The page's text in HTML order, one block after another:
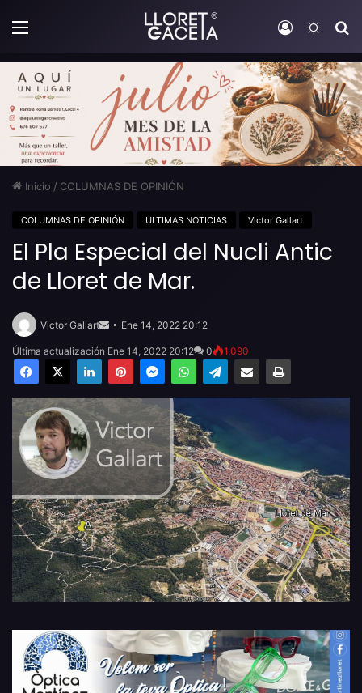
Menú Iniciar
Inicio / COLUMNAS DE OPINIÓN
COLUMNAS DE OPINIÓN ÚLTIMAS NOTICIAS Victor Gallart
El Pla Especial del Nucli Antic
de Lloret de Mar.
Victor Gallart
email
Ene 14, 2022 20:12
Última actualización Ene 14, 2022 20:12 0 1.090
Facebook
X LinkedInPinterestMessengerWhatsAppTelegramCompartir por email Imprimir